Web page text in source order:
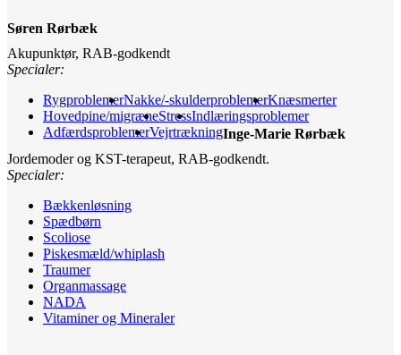
Søren Rørbæk
Akupunktør, RAB-godkendt
Specialer:
RygproblemerNakke/-skulderproblemerKnæsmerter
Hovedpine/migræneStressIndlæringsproblemer
AdfærdsproblemerVejrtrækningInge-Marie Rørbæk
Jordemoder og KST-terapeut, RAB-godkendt.
Specialer:
Bækkenløsning
Spædbørn
Scoliose
Piskesmæld/whiplash
Traumer
Organmassage
NADA
Vitaminer og Mineraler